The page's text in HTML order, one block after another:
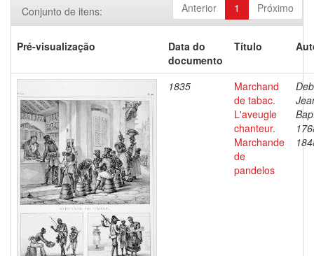
Anterior 1 Próximo
Conjunto de itens:
Pré-visualização
Data do
documento
Título
1835
Marchand
de tabac.
L'aveugle
chanteur.
Marchande
de
pandelos